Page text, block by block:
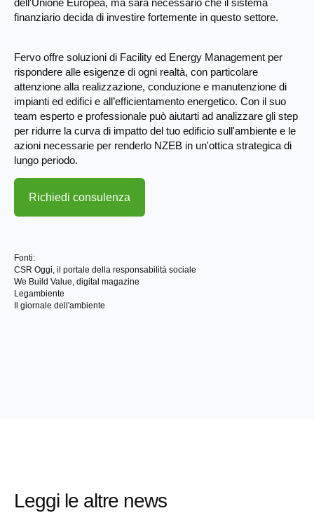
dell'Unione Europea, ma sarà necessario che il sistema
finanziario decida di investire fortemente in questo settore.
Fervo offre soluzioni di Facility ed Energy Management per
rispondere alle esigenze di ogni realtà, con particolare
attenzione alla realizzazione, conduzione e manutenzione di
impianti ed edifici e all’efficientamento energetico. Con il suo
team esperto e professionale può aiutarti ad analizzare gli step
per ridurre la curva di impatto del tuo edificio sull'ambiente e le
azioni necessarie per renderlo NZEB in un'ottica strategica di
lungo periodo.
Richiedi consulenza
Fonti:
CSR Oggi, il portale della responsabilità sociale
We Build Value, digital magazine
Legambiente
Il giornale dell'ambiente
Leggi le altre news